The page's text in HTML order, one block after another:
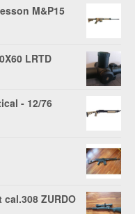
M&P15
LRTD
- 12/76
cal.308 ZURDO